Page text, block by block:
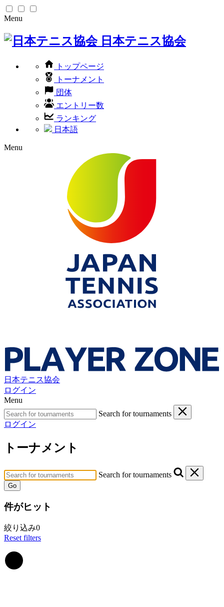
Menu
日本テニス協会
トップページ
トーナメント
団体
エントリー数
ランキング
日本語
Menu
日本テニス協会
ログイン
Menu
Search for tournaments
ログイン
トーナメント
Search for tournaments
Go
件がヒット
絞り込み0
Reset filters